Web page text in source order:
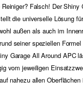
Falsch! Der Shiny
die universelle Lösung
außen als auch im
seiner speziellen
Garage All Around APC
vom jeweiligen
nahezu allen Oberflächen